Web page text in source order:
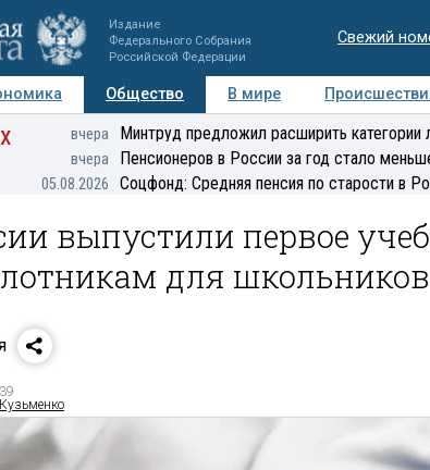
Издание
Федерального Собрания
Российской Федерации
Свежий
Общество В мире
Мнения Регионы Медиацентр
вчера Минтруд предложил расширить
вчера Пенсионеров в России за год стало
05.08.2026 Соцфонд: Средняя пенсия по старости в
выпустили первое
для школьников